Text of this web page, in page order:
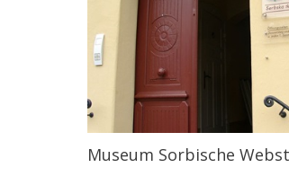
Museum Sorbische